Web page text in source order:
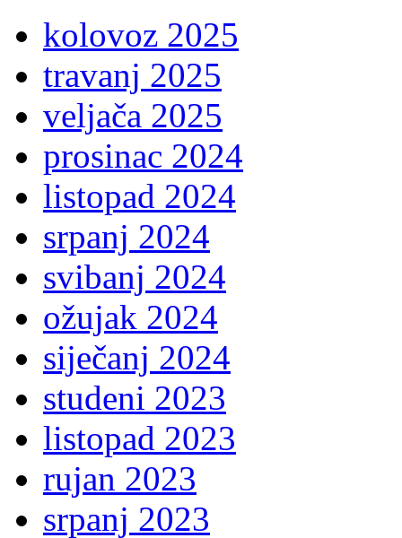
kolovoz 2025
travanj 2025
veljača 2025
prosinac 2024
listopad 2024
srpanj 2024
svibanj 2024
ožujak 2024
siječanj 2024
studeni 2023
listopad 2023
rujan 2023
srpanj 2023